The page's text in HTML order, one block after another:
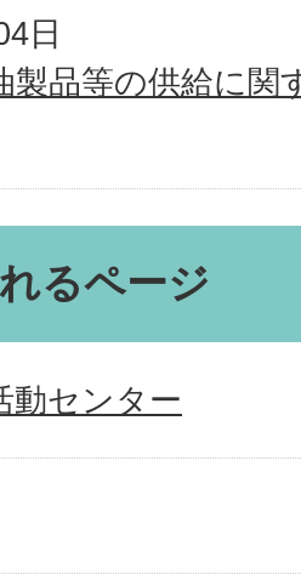
日
製品等の供給に関
るページ
動センター